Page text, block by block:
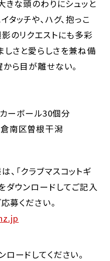
きな頭のわりにシュッと
タッチや、ハグ、抱っこ
のリクエストにも多彩
しさと愛らしさを兼ね備
ら目が離せない。
ーボール30個分
南区曽根干潟
「クラブマスコットギ
ダウンロードしてご記入
募ください。
ードしてください。